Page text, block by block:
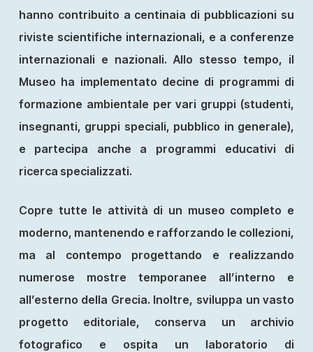
hanno contribuito a centinaia di pubblicazioni su
riviste scientifiche internazionali, e a conferenze
internazionali e nazionali. Allo stesso tempo, il
Museo ha implementato decine di programmi di
formazione ambientale per vari gruppi (studenti,
insegnanti, gruppi speciali, pubblico in generale),
e partecipa anche a programmi educativi di
ricerca specializzati.
Copre tutte le attività di un museo completo e
moderno, mantenendo e rafforzando le collezioni,
ma al contempo progettando e realizzando
numerose mostre temporanee all’interno e
all’esterno della Grecia. Inoltre, sviluppa un vasto
progetto editoriale, conserva un archivio
fotografico e ospita un laboratorio di